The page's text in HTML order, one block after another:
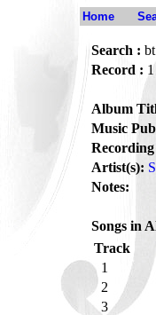
Home
Search :
Record : 1
Album
Music
Artist(s):
Notes:
Songs in
Track
1
2
3